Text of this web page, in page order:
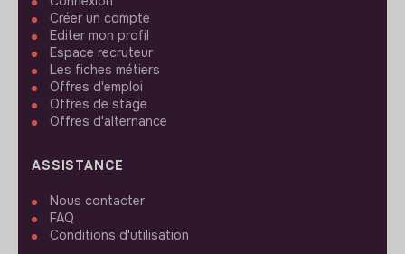
Créer un compte
Editer mon profil
Espace recruteur
Les fiches métiers
Offres d'emploi
Offres de stage
Offres d'alternance
ASSISTANCE
Nous contacter
FAQ
Conditions d'utilisation